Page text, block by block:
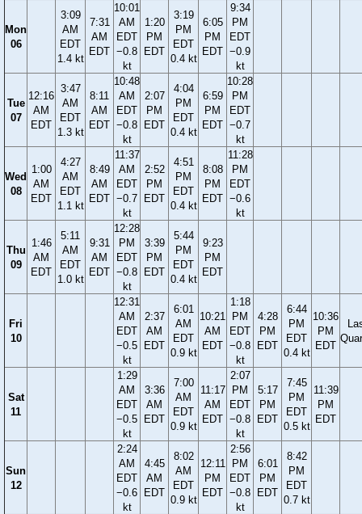
Mon
06
3:09
AM
EDT
1.4 kt
7:31
AM
EDT
10:01
AM
EDT
−0.8
kt
1:20
PM
EDT
3:19
PM
EDT
0.4 kt
6:05
PM
EDT
9:34
PM
EDT
−0.9
kt
Tue
07
12:16
AM
EDT
3:47
AM
EDT
1.3 kt
8:11
AM
EDT
10:48
AM
EDT
−0.8
kt
2:07
PM
EDT
4:04
PM
EDT
0.4 kt
6:59
PM
EDT
10:28
PM
EDT
−0.7
kt
Wed
08
1:00
AM
EDT
4:27
AM
EDT
1.1 kt
8:49
AM
EDT
11:37
AM
EDT
−0.7
kt
2:52
PM
EDT
4:51
PM
EDT
0.4 kt
8:08
PM
EDT
11:28
PM
EDT
−0.6
kt
Thu
09
1:46
AM
EDT
5:11
AM
EDT
1.0 kt
9:31
AM
EDT
12:28
PM
EDT
−0.8
kt
3:39
PM
EDT
5:44
PM
EDT
0.4 kt
9:23
PM
EDT
Fri
10
12:31
AM
EDT
−0.5
kt
2:37
AM
EDT
6:01
AM
EDT
0.9 kt
10:21
AM
EDT
1:18
PM
EDT
−0.8
kt
4:28
PM
EDT
6:44
PM
EDT
0.4 kt
10:36
PM
EDT
Sat
11
1:29
AM
EDT
−0.5
kt
3:36
AM
EDT
7:00
AM
EDT
0.9 kt
11:17
AM
EDT
2:07
PM
EDT
−0.8
kt
5:17
PM
EDT
7:45
PM
EDT
0.5 kt
11:39
PM
EDT
Sun
12
2:24
AM
EDT
−0.6
kt
4:45
AM
EDT
8:02
AM
EDT
0.9 kt
12:11
PM
EDT
2:56
PM
EDT
−0.8
kt
6:01
PM
EDT
8:42
PM
EDT
0.7 kt